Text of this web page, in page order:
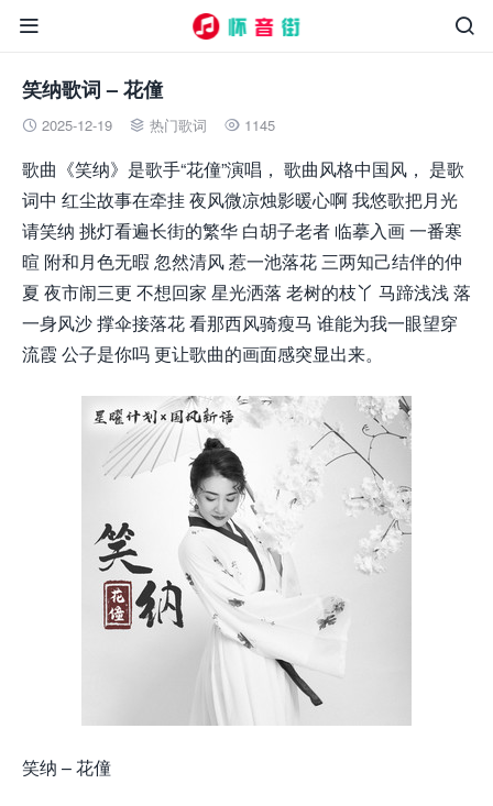


笑纳歌词 – 花僮
 2025-12-19  热门歌词  1145
歌曲《笑纳》是歌手“花僮”演唱， 歌曲风格中国风， 是歌
词中 红尘故事在牵挂 夜风微凉烛影暖心啊 我悠歌把月光
请笑纳 挑灯看遍长街的繁华 白胡子老者 临摹入画 一番寒
暄 附和月色无暇 忽然清风 惹一池落花 三两知己结伴的仲
夏 夜市闹三更 不想回家 星光洒落 老树的枝丫 马蹄浅浅 落
一身风沙 撑伞接落花 看那西风骑瘦马 谁能为我一眼望穿
流霞 公子是你吗 更让歌曲的画面感突显出来。
笑纳 – 花僮